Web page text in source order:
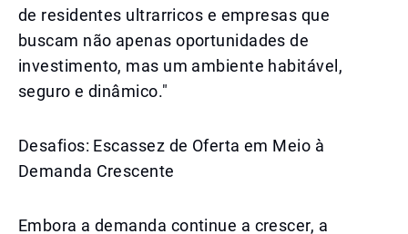
de residentes ultrarricos e empresas que
buscam não apenas oportunidades de
investimento, mas um ambiente habitável,
seguro e dinâmico."
Desafios: Escassez de Oferta em Meio à
Demanda Crescente
Embora a demanda continue a crescer, a